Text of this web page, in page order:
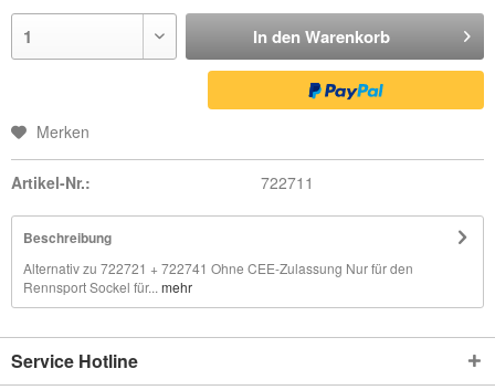
In den Warenkorb
Merken
Artikel-Nr.: 722711
Beschreibung
Alternativ zu 722721 + 722741 Ohne CEE-Zulassung Nur für den
Rennsport Sockel für... mehr
Service Hotline